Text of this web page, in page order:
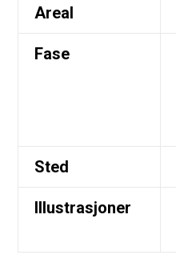
Areal
Fase
Sted
Illustrasjoner